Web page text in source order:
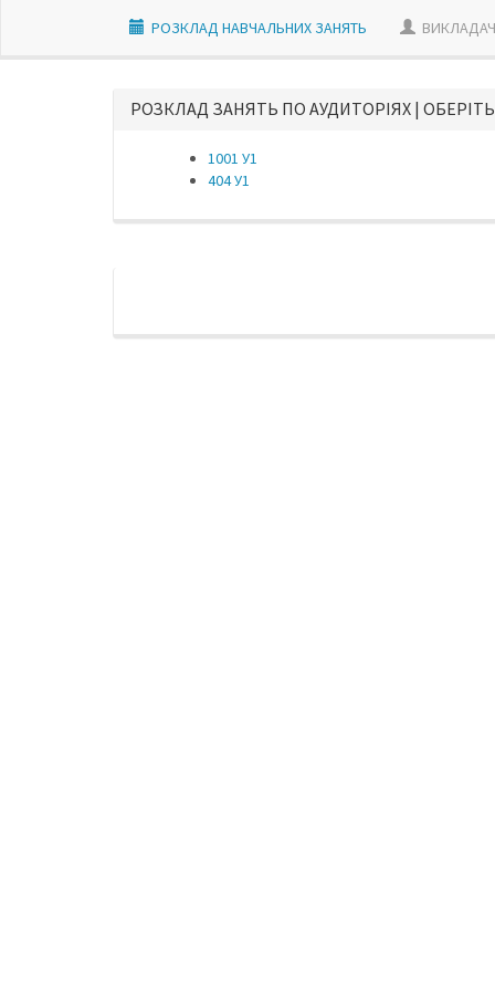
РОЗКЛАД НАВЧАЛЬНИХ ЗАНЯТЬ
РОЗКЛАД ЗАНЯТЬ ПО АУДИТОРІЯХ |
1001 У1
404 У1